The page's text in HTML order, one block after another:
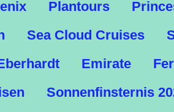
Plantours
Sea Cloud Cruises
Emirate
Sonnenfinsternis